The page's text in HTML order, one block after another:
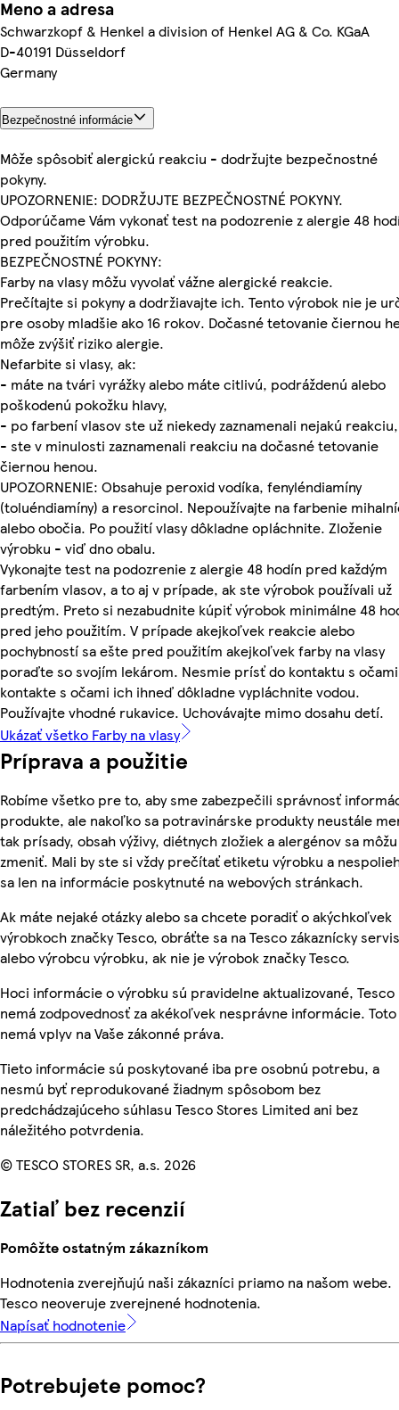
Meno a adresa
Schwarzkopf & Henkel a division of Henkel AG & Co. KGaA
D-40191 Düsseldorf
Germany
Bezpečnostné informácie
Môže spôsobiť alergickú reakciu - dodržujte bezpečnostné
pokyny.
UPOZORNENIE: DODRŽUJTE BEZPEČNOSTNÉ POKYNY.
Odporúčame Vám vykonať test na podozrenie z alergie 48
pred použitím výrobku.
BEZPEČNOSTNÉ POKYNY:
Farby na vlasy môžu vyvolať vážne alergické reakcie.
Prečítajte si pokyny a dodržiavajte ich. Tento výrobok nie je
pre osoby mladšie ako 16 rokov. Dočasné tetovanie čiernou
môže zvýšiť riziko alergie.
Nefarbite si vlasy, ak:
- máte na tvári vyrážky alebo máte citlivú, podráždenú alebo
poškodenú pokožku hlavy,
- po farbení vlasov ste už niekedy zaznamenali nejakú reakciu,
- ste v minulosti zaznamenali reakciu na dočasné tetovanie
čiernou henou.
UPOZORNENIE: Obsahuje peroxid vodíka, fenyléndiamíny
(toluéndiamíny) a resorcinol. Nepoužívajte na farbenie
alebo obočia. Po použití vlasy dôkladne opláchnite. Zloženie
výrobku - viď dno obalu.
Vykonajte test na podozrenie z alergie 48 hodín pred každým
farbením vlasov, a to aj v prípade, ak ste výrobok používali už
predtým. Preto si nezabudnite kúpiť výrobok minimálne 48
pred jeho použitím. V prípade akejkoľvek reakcie alebo
pochybností sa ešte pred použitím akejkoľvek farby na vlasy
poraďte so svojím lekárom. Nesmie prísť do kontaktu s
kontakte s očami ich ihneď dôkladne vypláchnite vodou.
Používajte vhodné rukavice. Uchovávajte mimo dosahu detí.
Ukázať všetko Farby na vlasy
Príprava a použitie
Robíme všetko pre to, aby sme zabezpečili správnosť
produkte, ale nakoľko sa potravinárske produkty neustále
tak prísady, obsah výživy, diétnych zložiek a alergénov sa môžu
zmeniť. Mali by ste si vždy prečítať etiketu výrobku a
sa len na informácie poskytnuté na webových stránkach.
Ak máte nejaké otázky alebo sa chcete poradiť o akýchkoľvek
výrobkoch značky Tesco, obráťte sa na Tesco zákaznícky
alebo výrobcu výrobku, ak nie je výrobok značky Tesco.
Hoci informácie o výrobku sú pravidelne aktualizované, Tesco
nemá zodpovednosť za akékoľvek nesprávne informácie. Toto
nemá vplyv na Vaše zákonné práva.
Tieto informácie sú poskytované iba pre osobnú potrebu, a
nesmú byť reprodukované žiadnym spôsobom bez
predchádzajúceho súhlasu Tesco Stores Limited ani bez
náležitého potvrdenia.
© TESCO STORES SR, a.s. 2026
Zatiaľ bez recenzií
Pomôžte ostatným zákazníkom
Hodnotenia zverejňujú naši zákazníci priamo na našom webe.
Tesco neoveruje zverejnené hodnotenia.
Napísať hodnotenie
Potrebujete pomoc?